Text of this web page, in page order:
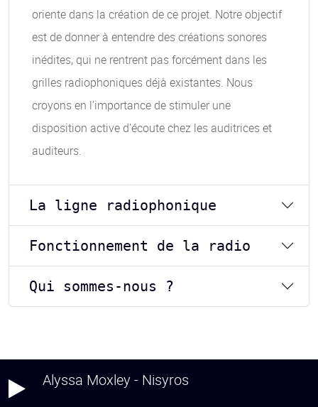
oriente dans la création de ce projet. Notre objectif
est de donner à entendre des créations sonores
inédites, qui ne rentrent pas forcément dans les
grilles radiophoniques déjà existantes. Nous
croyons en l’importance de stimuler une
disposition active d’écoute chez les auditrices et
auditeurs.
La ligne radiophonique
Fonctionnement de la radio
Qui sommes-nous ?
Alyssa Moxley - Nisyros